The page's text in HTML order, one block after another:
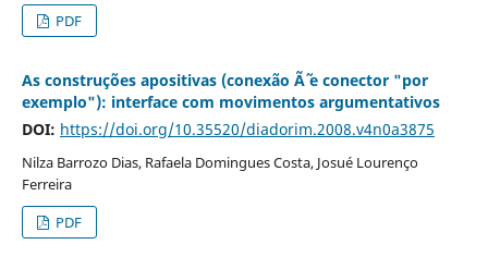
PDF
As construções apositivas (conexão Ã˜ e conector "por
exemplo"): interface com movimentos argumentativos
DOI: https://doi.org/10.35520/diadorim.2008.v4n0a3875
Nilza Barrozo Dias, Rafaela Domingues Costa, Josué Lourenço
Ferreira
PDF